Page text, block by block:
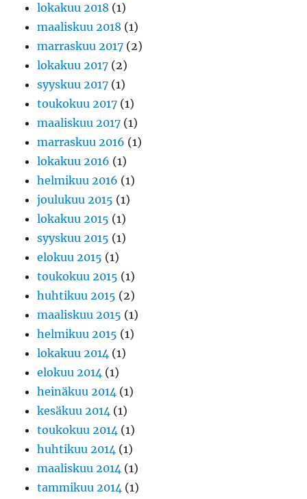
lokakuu 2018 (1)
maaliskuu 2018 (1)
marraskuu 2017 (2)
lokakuu 2017 (2)
syyskuu 2017 (1)
toukokuu 2017 (1)
maaliskuu 2017 (1)
marraskuu 2016 (1)
lokakuu 2016 (1)
helmikuu 2016 (1)
joulukuu 2015 (1)
lokakuu 2015 (1)
syyskuu 2015 (1)
elokuu 2015 (1)
toukokuu 2015 (1)
huhtikuu 2015 (2)
maaliskuu 2015 (1)
helmikuu 2015 (1)
lokakuu 2014 (1)
elokuu 2014 (1)
heinäkuu 2014 (1)
kesäkuu 2014 (1)
toukokuu 2014 (1)
huhtikuu 2014 (1)
maaliskuu 2014 (1)
tammikuu 2014 (1)